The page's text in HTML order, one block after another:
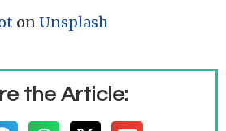
onUnsplash
the Article: